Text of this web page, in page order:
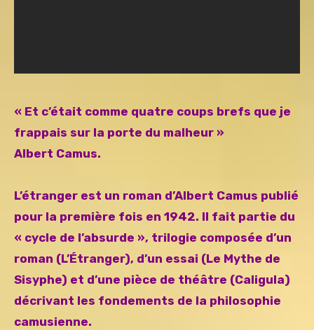
« Et c’était comme quatre coups brefs que je
frappais sur la porte du malheur »
Albert Camus.
L’étranger est un roman d’Albert Camus publié
pour la première fois en 1942. Il fait partie du
« cycle de l’absurde », trilogie composée d’un
roman (L’Étranger), d’un essai (Le Mythe de
Sisyphe) et d’une pièce de théâtre (Caligula)
décrivant les fondements de la philosophie
camusienne.